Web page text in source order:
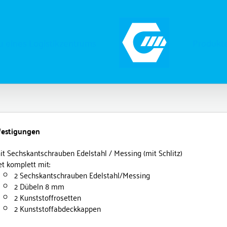
Sechskantschrauben Edelstahl / Messing (mit Schlitz)
komplett mit:
2 Sechskantschrauben Edelstahl/Messing
2 Dübeln 8 mm
2 Kunststoffrosetten
2 Kunststoffabdeckkappen